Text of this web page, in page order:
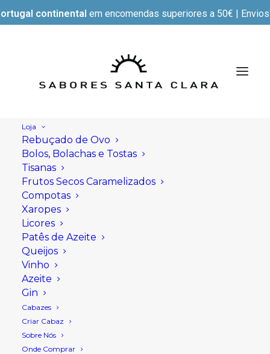
continental em encomendas superiores a 50€ |
Loja
Rebuçado de Ovo
Bolos, Bolachas e Tostas
Tisanas
Frutos Secos Caramelizados
Compotas
Xaropes
Licores
Patês de Azeite
Queijos
Vinho
Azeite
Gin
Cabazes
Criar Cabaz
Sobre Nós
Onde Comprar